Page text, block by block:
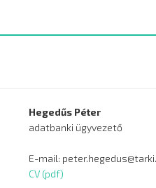
Hegedűs Péter
adatbanki ügyvezető
E-mail:
CV (pdf)